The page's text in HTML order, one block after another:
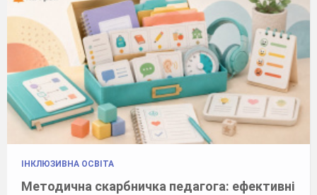
ІНКЛЮЗИВНА ОСВІТА
Методична скарбничка педагога: ефективні